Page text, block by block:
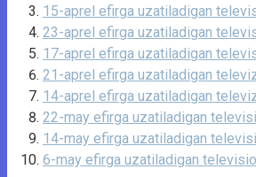
15-aprel efirga uzatiladigan
23-aprel efirga uzatiladigan
17-aprel efirga uzatiladigan
21-aprel efirga uzatiladigan
14-aprel efirga uzatiladigan
22-may efirga uzatiladigan
14-may efirga uzatiladigan
6-may efirga uzatiladigan